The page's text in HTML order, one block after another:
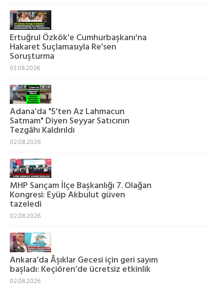
Ertuğrul Özkök'e Cumhurbaşkanı'na
Hakaret Suçlamasıyla Re'sen
Soruşturma
03.08.2026
Adana'da "5'ten Az Lahmacun
Satmam" Diyen Seyyar Satıcının
Tezgâhı Kaldırıldı
02.08.2026
MHP Sarıçam İlçe Başkanlığı 7. Olağan
Kongresi: Eyüp Akbulut güven
tazeledi
02.08.2026
Ankara’da Âşıklar Gecesi için geri sayım
başladı: Keçiören’de ücretsiz etkinlik
02.08.2026